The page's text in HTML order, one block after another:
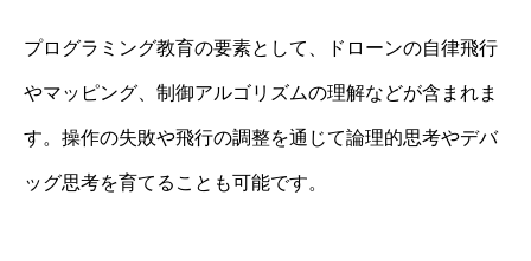
プログラミング教育の要素として、ドローンの自律飛行
やマッピング、制御アルゴリズムの理解などが含まれま
す。操作の失敗や飛行の調整を通じて論理的思考やデバ
ッグ思考を育てることも可能です。